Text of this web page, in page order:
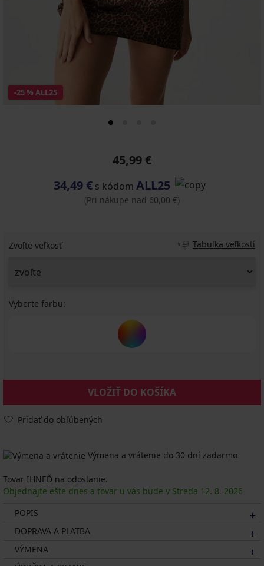
-25 % ALL25
45,99 €
34,49 € s kódom ALL25
(Pri nákupe nad 60,00 €)
Zvoľte veľkosť Tabuľka veľkostí
Vyberte farbu:
VLOŽIŤ DO KOŠÍKA
Pridať do obľúbených
Výmena a vrátenie do 30 dní zadarmo
Tovar IHNEĎ na odoslanie.
Objednajte ešte dnes a tovar u vás bude v Streda 12. 8. 2026
POPIS
DOPRAVA A PLATBA
VÝMENA